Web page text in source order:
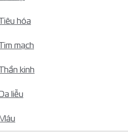
hóa
mạch
kinh
liễu